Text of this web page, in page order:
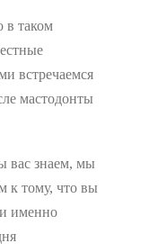
в таком
встречаемся
мастодонты
вас знаем, мы
к тому, что вы
именно